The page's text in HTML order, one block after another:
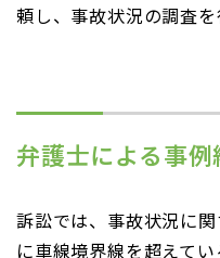
頼し、事故状況の調査を
弁護士による事例
訴訟では、事故状況に
に車線境界線を超えて